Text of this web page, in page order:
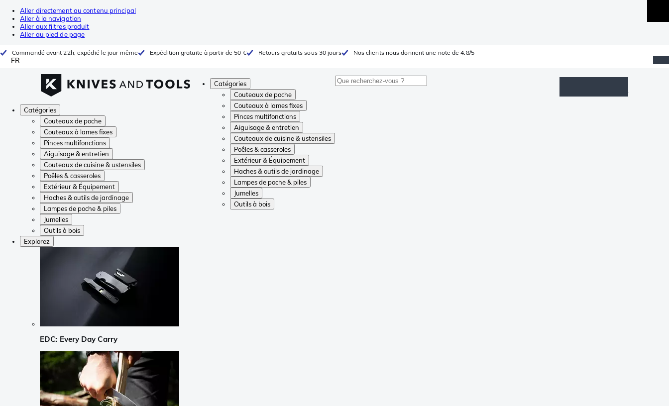
Aller directement au contenu principal
Aller à la navigation
Aller aux filtres produit
Aller au pied de page
Commandé avant 22h, expédié le jour même Expédition gratuite à partir de 50 € Retours gratuits sous 30 jours Nos clients nous donnent une note de 4.8/5
FR
Catégories
Couteaux de poche
Couteaux à lames fixes
Pinces multifonctions
Aiguisage & entretien
Couteaux de cuisine & ustensiles
Poêles & casseroles
Extérieur & Équipement
Haches & outils de jardinage
Lampes de poche & piles
Jumelles
Outils à bois
Catégories
Couteaux de poche
Couteaux à lames fixes
Pinces multifonctions
Aiguisage & entretien
Couteaux de cuisine & ustensiles
Poêles & casseroles
Extérieur & Équipement
Haches & outils de jardinage
Lampes de poche & piles
Jumelles
Outils à bois
Explorez
EDC: Every Day Carry